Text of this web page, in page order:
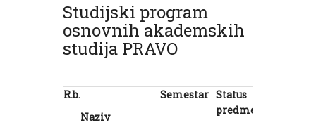
Studijski program
osnovnih akademskih
studija PRAVO
R.b.
Naziv
Semestar Status
predmeta